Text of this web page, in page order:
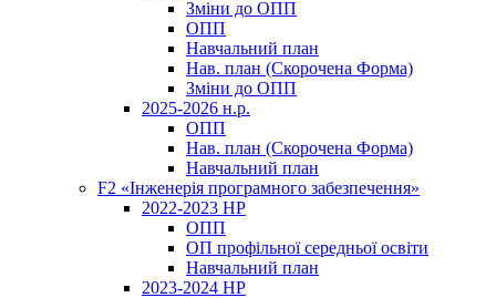
Зміни до ОПП
ОПП
Навчальний план
Нав. план (Скорочена Форма)
Зміни до ОПП
2025-2026 н.р.
ОПП
Нав. план (Скорочена Форма)
Навчальний план
F2 «Інженерія програмного забезпечення»
2022-2023 НР
ОПП
ОП профільної середньої освіти
Навчальний план
2023-2024 НР